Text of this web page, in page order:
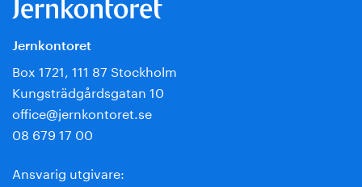
Jernkontoret
Box 1721, 111 87 Stockholm
Kungsträdgårdsgatan 10
office@jernkontoret.se
08 679 17 00
Ansvarig utgivare: